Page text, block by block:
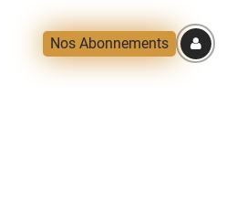
Nos Abonnements